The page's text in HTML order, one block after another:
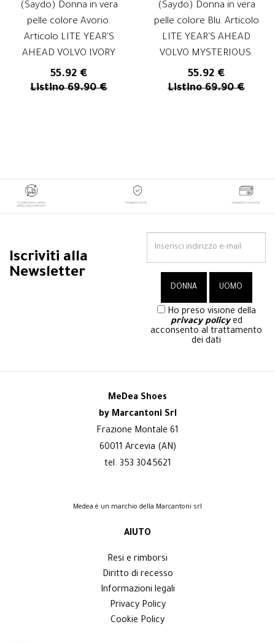
(Saydo) Donna in vera
pelle colore Avorio.
Articolo LITE YEAR'S
AHEAD VOLVO IVORY
55.92 €
Listino 69.90 €
(Saydo) Donna in vera
pelle colore Blu. Articolo
LITE YEAR'S AHEAD
VOLVO MYSTERIOUS.
55.92 €
Listino 69.90 €
Iscriviti alla
Newsletter
Ho preso visione della
privacy policyed
acconsento al trattamento
dei dati
MeDea Shoes
by Marcantoni Srl
Frazione Montale 61
60011 Arcevia (AN)
tel. 353 3045621
Medea è un marchio della Marcantoni srl
AIUTO
Resi e rimborsi
Diritto di recesso
Informazioni legali
Privacy Policy
Cookie Policy